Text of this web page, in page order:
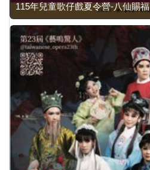
115年兒童歌仔戲夏令營-八仙賜福